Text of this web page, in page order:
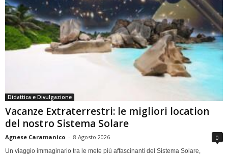
Didattica e Divulgazione
Vacanze Extraterrestri: le migliori location
del nostro Sistema Solare
Agnese Caramanico - 8 Agosto 2026 0
Un viaggio immaginario tra le mete più affascinanti del Sistema Solare,